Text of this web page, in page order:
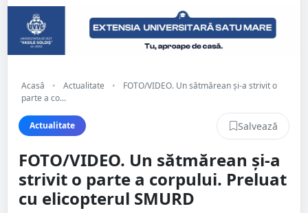
Acasă • Actualitate •
FOTO/VIDEO. Un sătmărean și-a strivit o
parte a co...
Actualitate Salvează
FOTO/VIDEO. Un sătmărean și-a
strivit o parte a corpului. Preluat
cu elicopterul SMURD